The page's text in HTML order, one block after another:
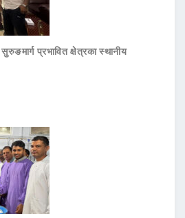
प्रभावित क्षेत्रका स्थानीय